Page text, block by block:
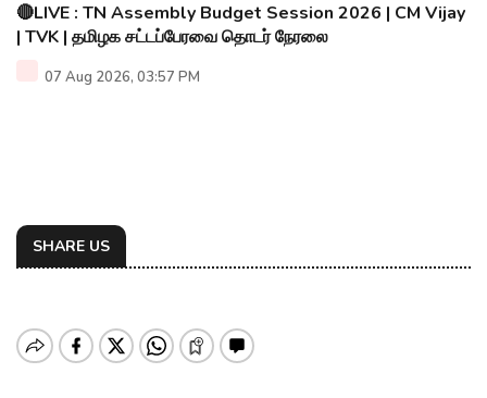
🔴LIVE : TN Assembly Budget Session 2026 | CM Vijay
| TVK | தமிழக சட்டப்பேரவை தொடர் நேரலை
07 Aug 2026, 03:57 PM
SHARE US